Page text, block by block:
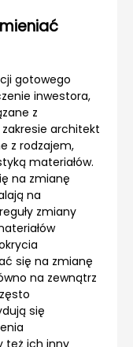
gotowego
inwestora,
z
architekt
z rodzajem,
materiałów.
na zmianę
na
zmiany
się na zmianę
na zewnątrz
się
też ich inny